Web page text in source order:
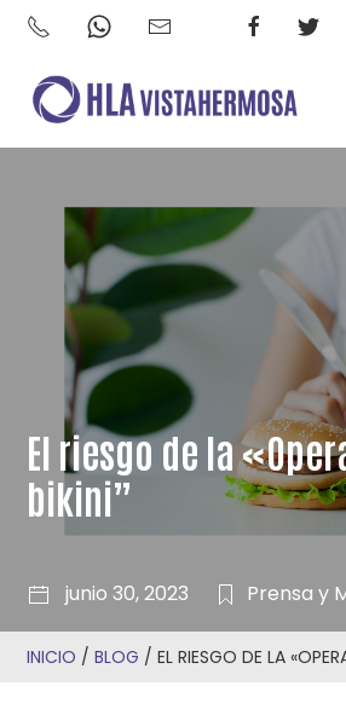
El riesgo de la
bikini”
junio 30, 2023 Prensa y
INICIO /BLOG /EL RIESGO DE LA